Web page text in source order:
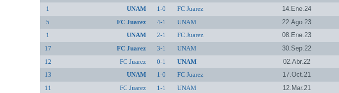
1
UNAM 1-0 FC Juarez 14.Ene.24
5
FC Juarez 4-1 UNAM 22.Ago.23
1
UNAM 2-1 FC Juarez 08.Ene.23
17
FC Juarez 3-1 UNAM 30.Sep.22
12
FC Juarez 0-1 UNAM 02.Abr.22
13
UNAM 1-0 FC Juarez 17.Oct.21
11
FC Juarez 1-1 UNAM 12.Mar.21